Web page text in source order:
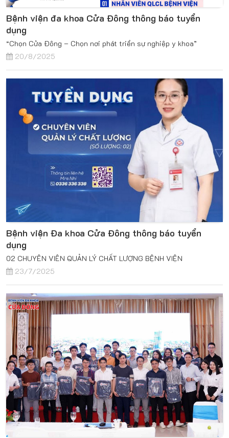
Bệnh viện đa khoa Cửa Đông thông báo tuyển
dụng
“Chọn Cửa Đông – Chọn nơi phát triển sự nghiệp y khoa”
20/8/2025
Bệnh viện Đa khoa Cửa Đông thông báo tuyển
dụng
02 CHUYÊN VIÊN QUẢN LÝ CHẤT LƯỢNG BỆNH VIỆN
23/7/2025